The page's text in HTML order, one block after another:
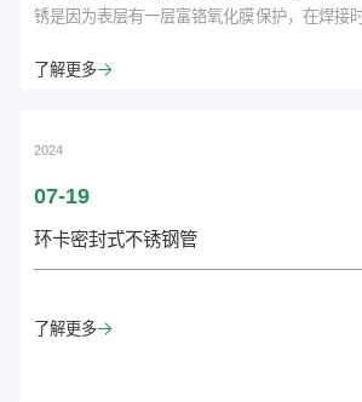
锈是因为表层有一层富铬氧化膜保护，在焊接
来恢复产品性能，而现场焊接无法做到这一点
装时需要现场加工管材端的槽口。由于不锈钢...
了解更多
2024
07-19
环卡密封式不锈钢管
了解更多